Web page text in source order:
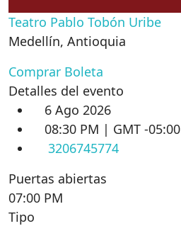
Teatro Pablo Tobón Uribe
Medellín, Antioquia
Comprar Boleta
Detalles del evento
6 Ago 2026
08:30 PM | GMT -05:00
3206745774
Puertas abiertas
07:00 PM
Tipo